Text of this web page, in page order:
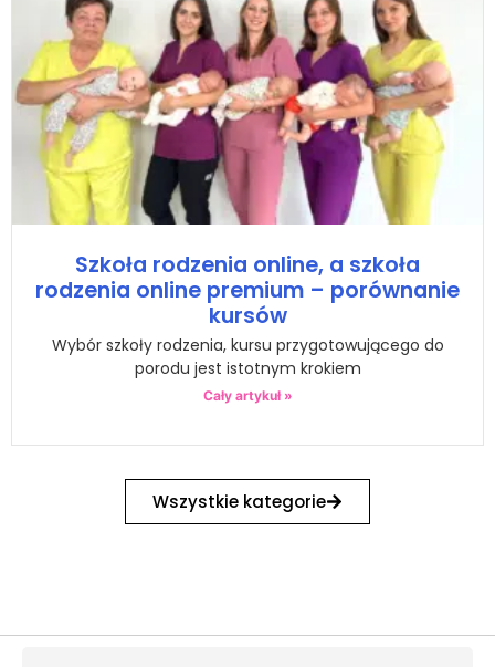
Szkoła rodzenia online, a szkoła
rodzenia online premium – porównanie
kursów
Wybór szkoły rodzenia, kursu przygotowującego do
porodu jest istotnym krokiem
Cały artykuł »
Wszystkie kategorie